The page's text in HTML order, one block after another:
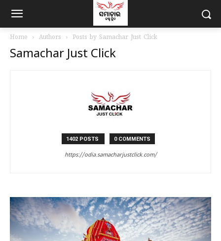
Home Authors Posts by Samachar Just Click
Samachar Just Click
1402 POSTS 0 COMMENTS
https://odia.samacharjustclick.com/